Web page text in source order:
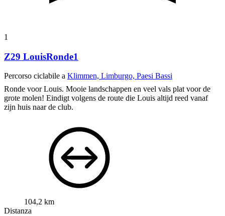
1
Z29 LouisRonde1
Percorso ciclabile a Klimmen, Limburgo, Paesi Bassi
Ronde voor Louis. Mooie landschappen en veel vals plat voor de
grote molen! Eindigt volgens de route die Louis altijd reed vanaf
zijn huis naar de club.
104,2 km
Distanza